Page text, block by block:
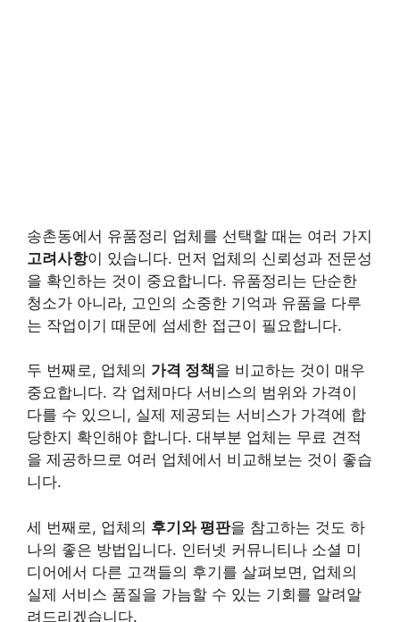
송촌동에서 유품정리 업체를 선택할 때는 여러 가지
고려사항이 있습니다. 먼저 업체의 신뢰성과 전문성
을 확인하는 것이 중요합니다. 유품정리는 단순한
청소가 아니라, 고인의 소중한 기억과 유품을 다루
는 작업이기 때문에 섬세한 접근이 필요합니다.
두 번째로, 업체의 가격 정책을 비교하는 것이 매우
중요합니다. 각 업체마다 서비스의 범위와 가격이
다를 수 있으니, 실제 제공되는 서비스가 가격에 합
당한지 확인해야 합니다. 대부분 업체는 무료 견적
을 제공하므로 여러 업체에서 비교해보는 것이 좋습
니다.
세 번째로, 업체의 후기와 평판을 참고하는 것도 하
나의 좋은 방법입니다. 인터넷 커뮤니티나 소셜 미
디어에서 다른 고객들의 후기를 살펴보면, 업체의
실제 서비스 품질을 가늠할 수 있는 기회를 알려알
려드리겠습니다.